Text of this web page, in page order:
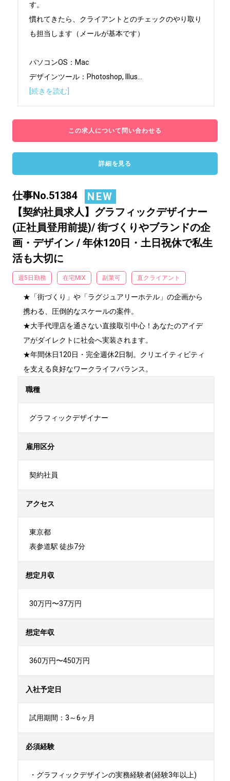
す。
慣れてきたら、クライアントとのチェックのやり取り
も担当します（メールが基本です）
パソコンOS：Mac
デザインツール：Photoshop, Illus
[続きを読む]
この求人について問い合わせる
詳細を見る
仕事No.51384
NEW
【契約社員求人】グラフィックデザイナー
(正社員登用前提)/ 街づくりやブランドの企
画・デザイン / 年休120日・土日祝休で私生
活も大切に
週5日勤務 在宅MIX 副業可 直クライアント
★「街づくり」や「ラグジュアリーホテル」の企画から
携わる、圧倒的なスケールの案件。
★大手代理店を通さない直接取引中心！あなたのアイデ
アがダイレクトに社会へ実装されます。
★年間休日120日・完全週休2日制。クリエイティビティ
を支える良好なワークライフバランス。
職種
グラフィックデザイナー
雇用区分
契約社員
アクセス
東京都
表参道駅 徒歩7分
想定月収
30万円〜37万円
想定年収
360万円〜450万円
入社予定日
試用期間：3～6ヶ月
必須経験
・グラフィックデザインの実務経験者(経験3年以上)